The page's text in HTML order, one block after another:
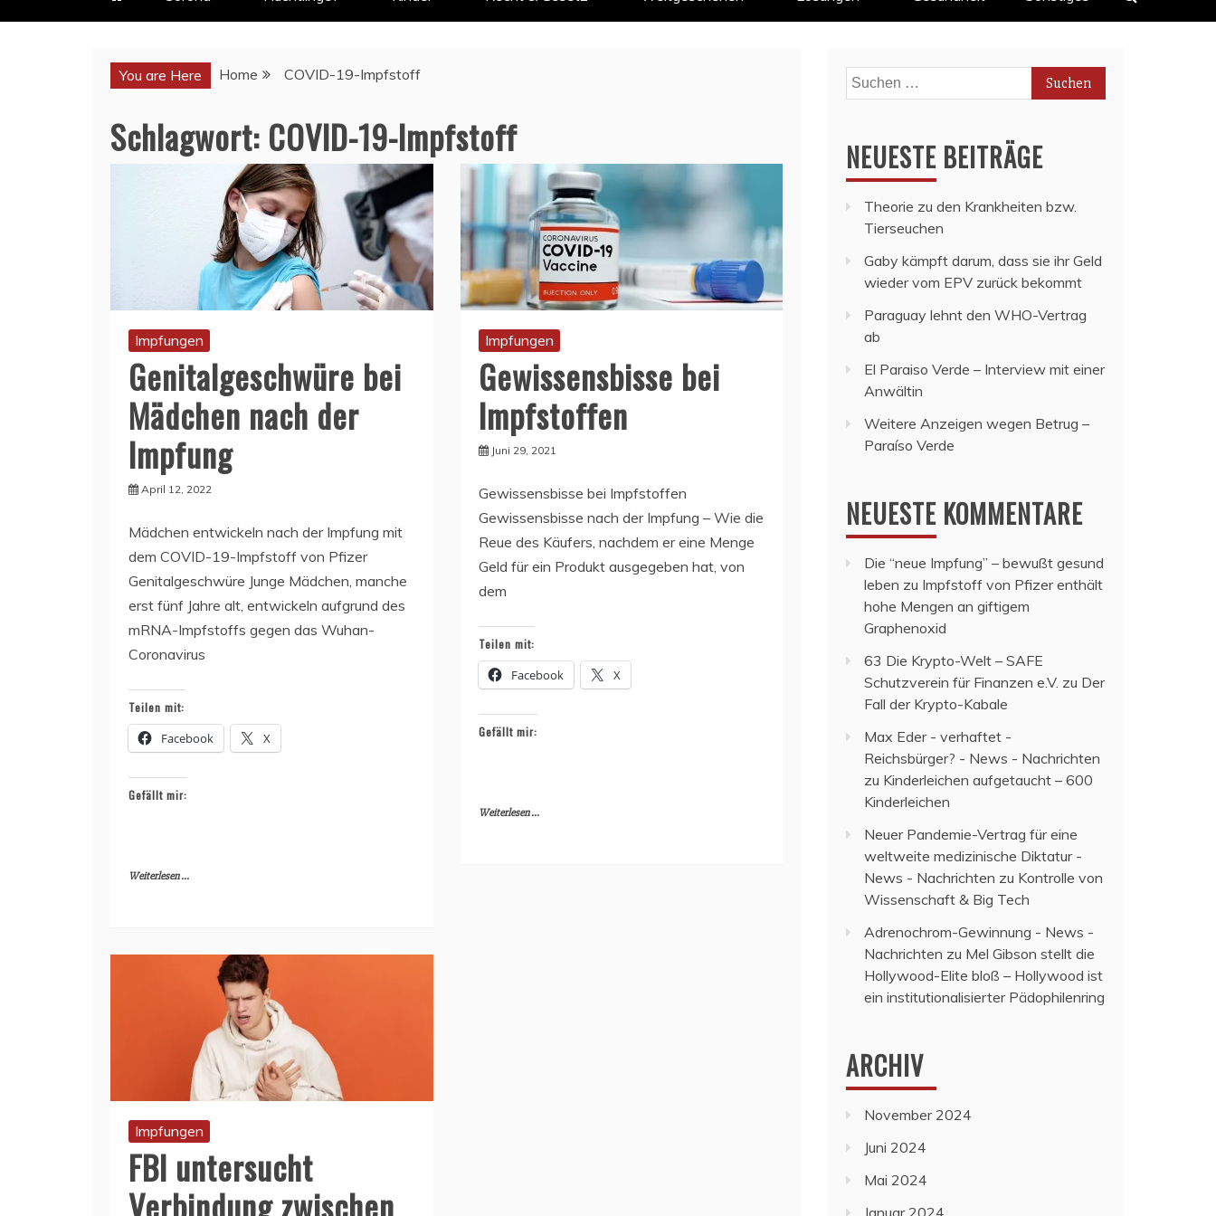
You are Here Home COVID-19-Impfstoff
Schlagwort: COVID-19-Impfstoff
Impfungen
Genitalgeschwüre bei
Mädchen nach der
Impfung
April 12, 2022
Mädchen entwickeln nach der Impfung mit
dem COVID-19-Impfstoff von Pfizer
Genitalgeschwüre Junge Mädchen, manche
erst fünf Jahre alt, entwickeln aufgrund des
mRNA-Impfstoffs gegen das Wuhan-
Coronavirus
Teilen mit:
Facebook X
Gefällt mir:
Weiterlesen ...
Impfungen
Gewissensbisse bei
Impfstoffen
Juni 29, 2021
Gewissensbisse bei Impfstoffen
Gewissensbisse nach der Impfung – Wie die
Reue des Käufers, nachdem er eine Menge
Geld für ein Produkt ausgegeben hat, von
dem
Teilen mit:
Facebook X
Gefällt mir:
Weiterlesen ...
Impfungen
FBI untersucht
Verbindung zwischen
Suchen
nach:
NEUESTE BEITRÄGE
Theorie zu den Krankheiten bzw.
Tierseuchen
Gaby kämpft darum, dass sie ihr Geld
wieder vom EPV zurück bekommt
Paraguay lehnt den WHO-Vertrag
ab
El Paraiso Verde – Interview mit einer
Anwältin
Weitere Anzeigen wegen Betrug –
Paraíso Verde
NEUESTE KOMMENTARE
Die “neue Impfung” – bewußt gesund
leben zu Impfstoff von Pfizer enthält
hohe Mengen an giftigem
Graphenoxid
63 Die Krypto-Welt – SAFE
Schutzverein für Finanzen e.V. zu Der
Fall der Krypto-Kabale
Max Eder - verhaftet -
Reichsbürger? - News - Nachrichten
zu Kinderleichen aufgetaucht – 600
Kinderleichen
Neuer Pandemie-Vertrag für eine
weltweite medizinische Diktatur -
News - Nachrichten zu Kontrolle von
Wissenschaft & Big Tech
Adrenochrom-Gewinnung - News -
Nachrichten zu Mel Gibson stellt die
Hollywood-Elite bloß – Hollywood ist
ein institutionalisierter Pädophilenring
ARCHIV
November 2024
Juni 2024
Mai 2024
Januar 2024